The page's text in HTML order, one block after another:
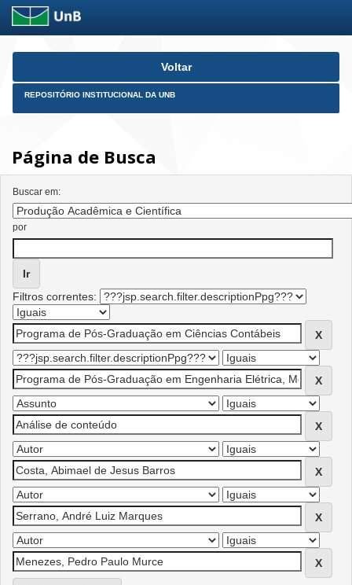
Skip
Voltar
REPOSITÓRIO INSTITUCIONAL DA UNB
Página de Busca
Buscar em:
por
Filtros correntes: